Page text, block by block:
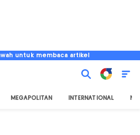
untuk membaca artikel
MEGAPOLITAN INTERNATIONAL